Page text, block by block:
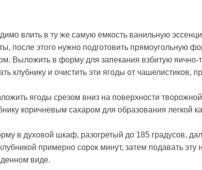
влить в ту же самую емкость ванильную
после этого нужно подготовить прямоугольную
Выложить в форму для запекания взбитую яично-
клубнику и очистить эти ягоды от чашелистиков,
ягоды срезом вниз на поверхности
коричневым сахаром для образования легкой
в духовой шкаф, разогретый до 185 градусов,
примерно сорок минут, затем подавать
виде.